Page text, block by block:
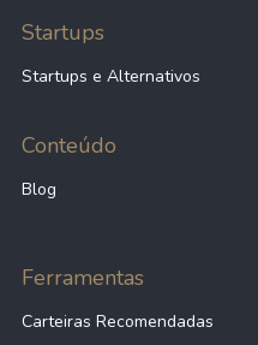
Startups
Startups e Alternativos
Conteúdo
Blog
Ferramentas
Carteiras Recomendadas